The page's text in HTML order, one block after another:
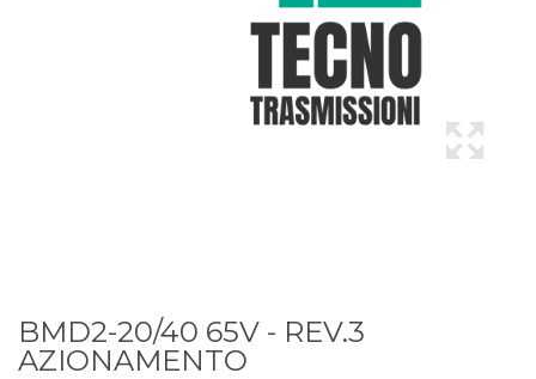
BMD2-20/40 65V - REV.3
AZIONAMENTO